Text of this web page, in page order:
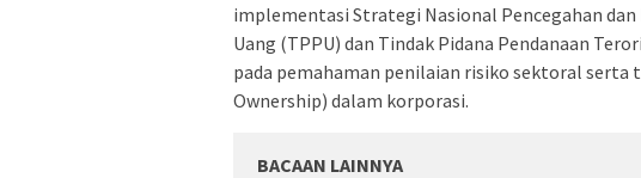
implementasi Strategi Nasional Pencegahan
Uang (TPPU) dan Tindak Pidana Pendanaan
pada pemahaman penilaian risiko sektoral
Ownership) dalam korporasi.
BACAAN LAINNYA